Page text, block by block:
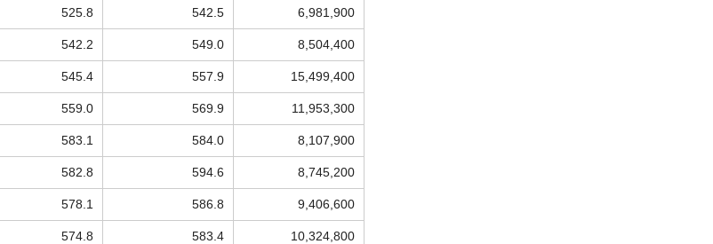
525.8 542.5 6,981,900
542.2 549.0 8,504,400
545.4 557.9 15,499,400
559.0 569.9 11,953,300
583.1 584.0 8,107,900
582.8 594.6 8,745,200
578.1 586.8 9,406,600
574.8 583.4 10,324,800